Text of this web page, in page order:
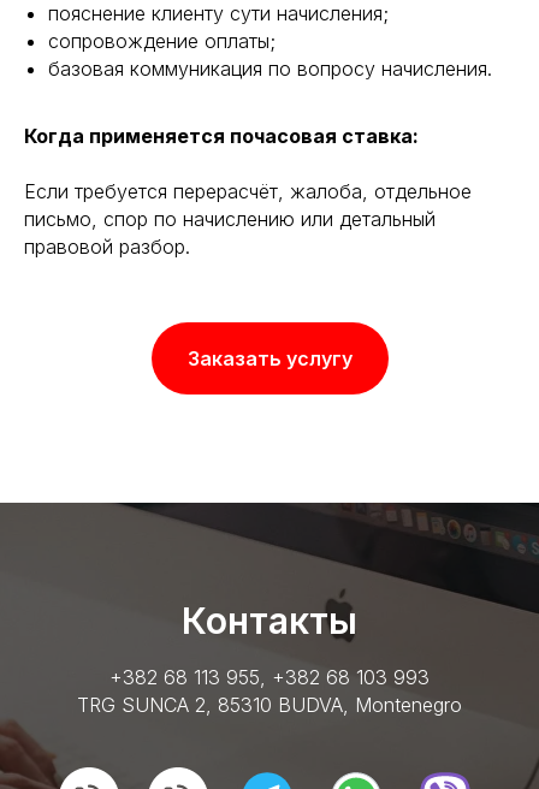
пояснение клиенту сути начисления;
сопровождение оплаты;
базовая коммуникация по вопросу начисления.
Когда применяется почасовая ставка:
Если требуется перерасчёт, жалоба, отдельное
письмо, спор по начислению или детальный
правовой разбор.
Заказать услугу
Контакты
+382 68 113 955 +382 68 103 993
TRG SUNCA 2, 85310 BUDVA, Montenegro